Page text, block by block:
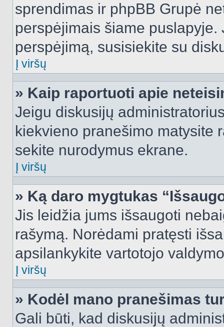
sprendimas ir phpBB Grupė
perspėjimais šiame
perspėjimą, susisiekite su
Į viršų
» Kaip raportuoti apie
Jeigu diskusijų
kiekvieno pranešimo matysite
sekite nurodymus ekrane.
Į viršų
» Ką daro mygtukas
Jis leidžia jums išsaugoti
rašymą. Norėdami pratęsti
apsilankykite vartotojo
Į viršų
» Kodėl mano pranešimas
Gali būti, kad diskusijų